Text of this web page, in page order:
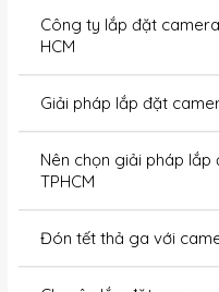
Công ty lắp đặt
HCM
Giải pháp lắp đặt
Nên chọn giải pháp
TPHCM
Đón tết thả ga với